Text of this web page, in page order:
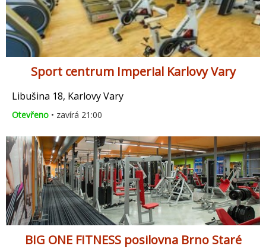
Sport centrum Imperial Karlovy Vary
Libušina 18, Karlovy Vary
Otevřeno • zavírá 21:00
BIG ONE FITNESS posilovna Brno Staré